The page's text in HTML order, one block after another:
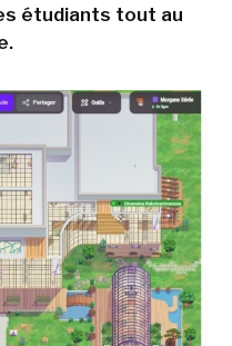
étudiants tout au